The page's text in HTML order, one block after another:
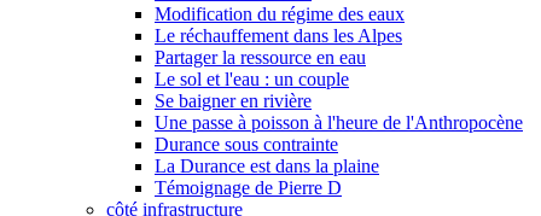
Modification du régime des eaux
Le réchauffement dans les Alpes
Partager la ressource en eau
Le sol et l'eau : un couple
Se baigner en rivière
Une passe à poisson à l'heure de l'Anthropocène
Durance sous contrainte
La Durance est dans la plaine
Témoignage de Pierre D
côté infrastructure